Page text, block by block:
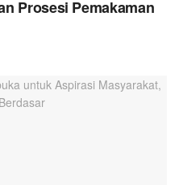
Prosesi Pemakaman